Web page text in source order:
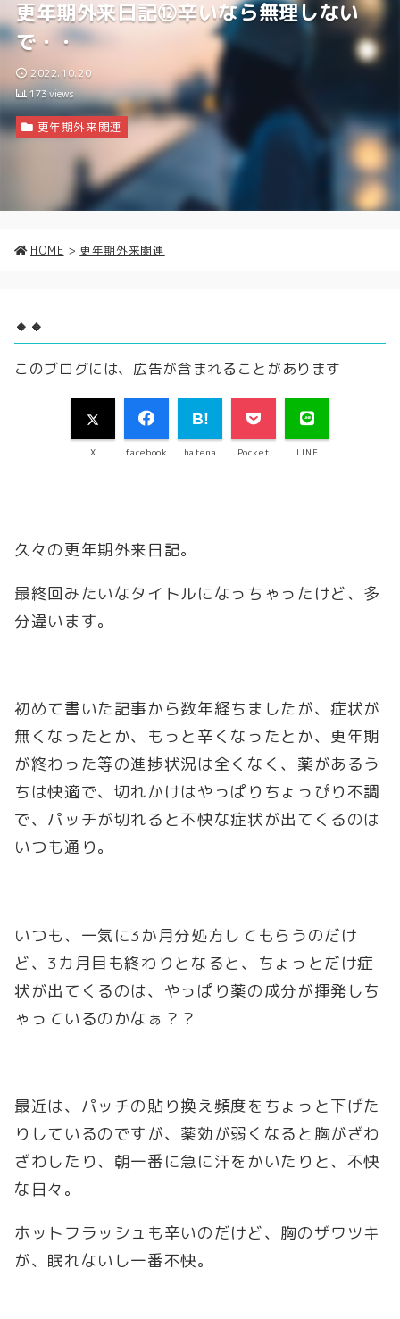
更年期外来日記⑫辛いなら無理しない
で・・
2022.10.20
173views
更年期外来関連
HOME > 更年期外来関連
🔸🔸
このブログには、広告が含まれることがあります
X facebook hatena Pocket LINE
久々の更年期外来日記。
最終回みたいなタイトルになっちゃったけど、多
分違います。
初めて書いた記事から数年経ちましたが、症状が
無くなったとか、もっと辛くなったとか、更年期
が終わった等の進捗状況は全くなく、薬があるう
ちは快適で、切れかけはやっぱりちょっぴり不調
で、パッチが切れると不快な症状が出てくるのは
いつも通り。
いつも、一気に3か月分処方してもらうのだけ
ど、3カ月目も終わりとなると、ちょっとだけ症
状が出てくるのは、やっぱり薬の成分が揮発しち
ゃっているのかなぁ？？
最近は、パッチの貼り換え頻度をちょっと下げた
りしているのですが、薬効が弱くなると胸がざわ
ざわしたり、朝一番に急に汗をかいたりと、不快
な日々。
ホットフラッシュも辛いのだけど、胸のザワツキ
が、眠れないし一番不快。